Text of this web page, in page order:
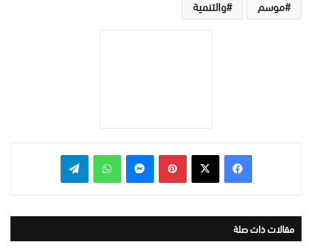
موسم
والتنمية
بينتيريست واتساب
مقالات ذات صلة